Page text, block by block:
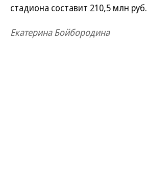
стадиона составит 210,5 млн руб.
Екатерина Бойбородина